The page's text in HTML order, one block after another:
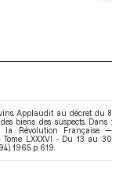
Applaudit au décret du 8
biens des suspects. Dans :
la Révolution Française —
Tome LXXXVI - Du 13 au 30
. 1965. p. 619.